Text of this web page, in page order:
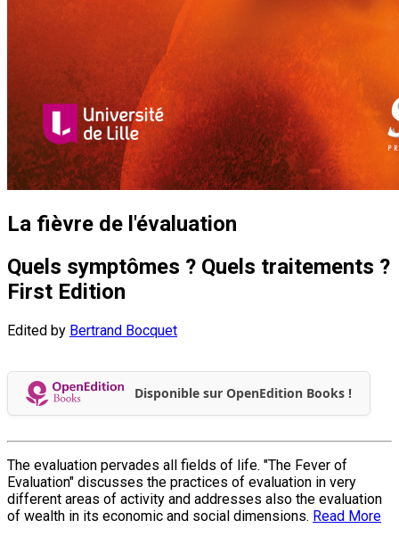
La fièvre de l'évaluation
Quels symptômes ? Quels traitements ?
First Edition
Edited by Bertrand Bocquet
Disponible sur OpenEdition Books !
The evaluation pervades all fields of life. "The Fever of
Evaluation" discusses the practices of evaluation in very
different areas of activity and addresses also the evaluation
of wealth in its economic and social dimensions. Read More